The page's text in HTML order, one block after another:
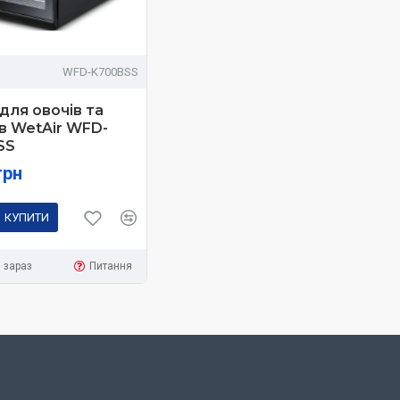
WFD-K700BSS
овочів та
WetAir WFD-
КУПИТИ
зараз Питання